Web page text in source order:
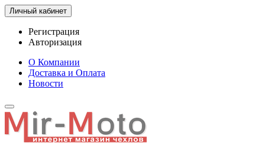
Личный кабинет
Регистрация
Авторизация
О Компании
Доставка и Оплата
Новости